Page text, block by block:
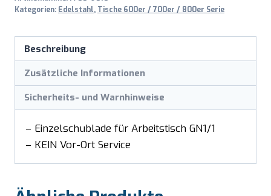
Kategorien: Edelstahl, Tische 600er / 700er / 800er Serie
Beschreibung
Zusätzliche Informationen
Sicherheits- und Warnhinweise
– Einzelschublade für Arbeitstisch GN1/1
– KEIN Vor-Ort Service